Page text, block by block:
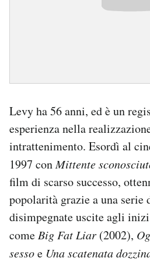
Levy ha 56 anni, ed è un
esperienza nella
intrattenimento. Esordì al
1997 conMittente
film di scarso successo,
popolarità grazie a una serie
disimpegnate uscite agli
come Big Fat Liar (2002),
sessoe Una scatenata